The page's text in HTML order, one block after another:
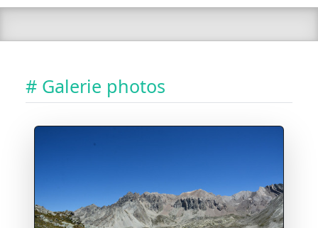
# Galerie photos